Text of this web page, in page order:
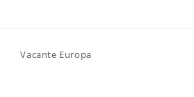
Vacante Europa